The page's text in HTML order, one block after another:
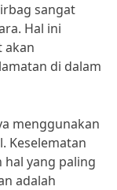
sangat
Hal ini
akan
di dalam
menggunakan
Keselematan
hal yang paling
adalah